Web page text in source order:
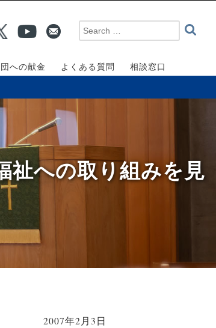
への献金 よくある質問 相談窓口
祉への取り組みを見
2007年2月3日